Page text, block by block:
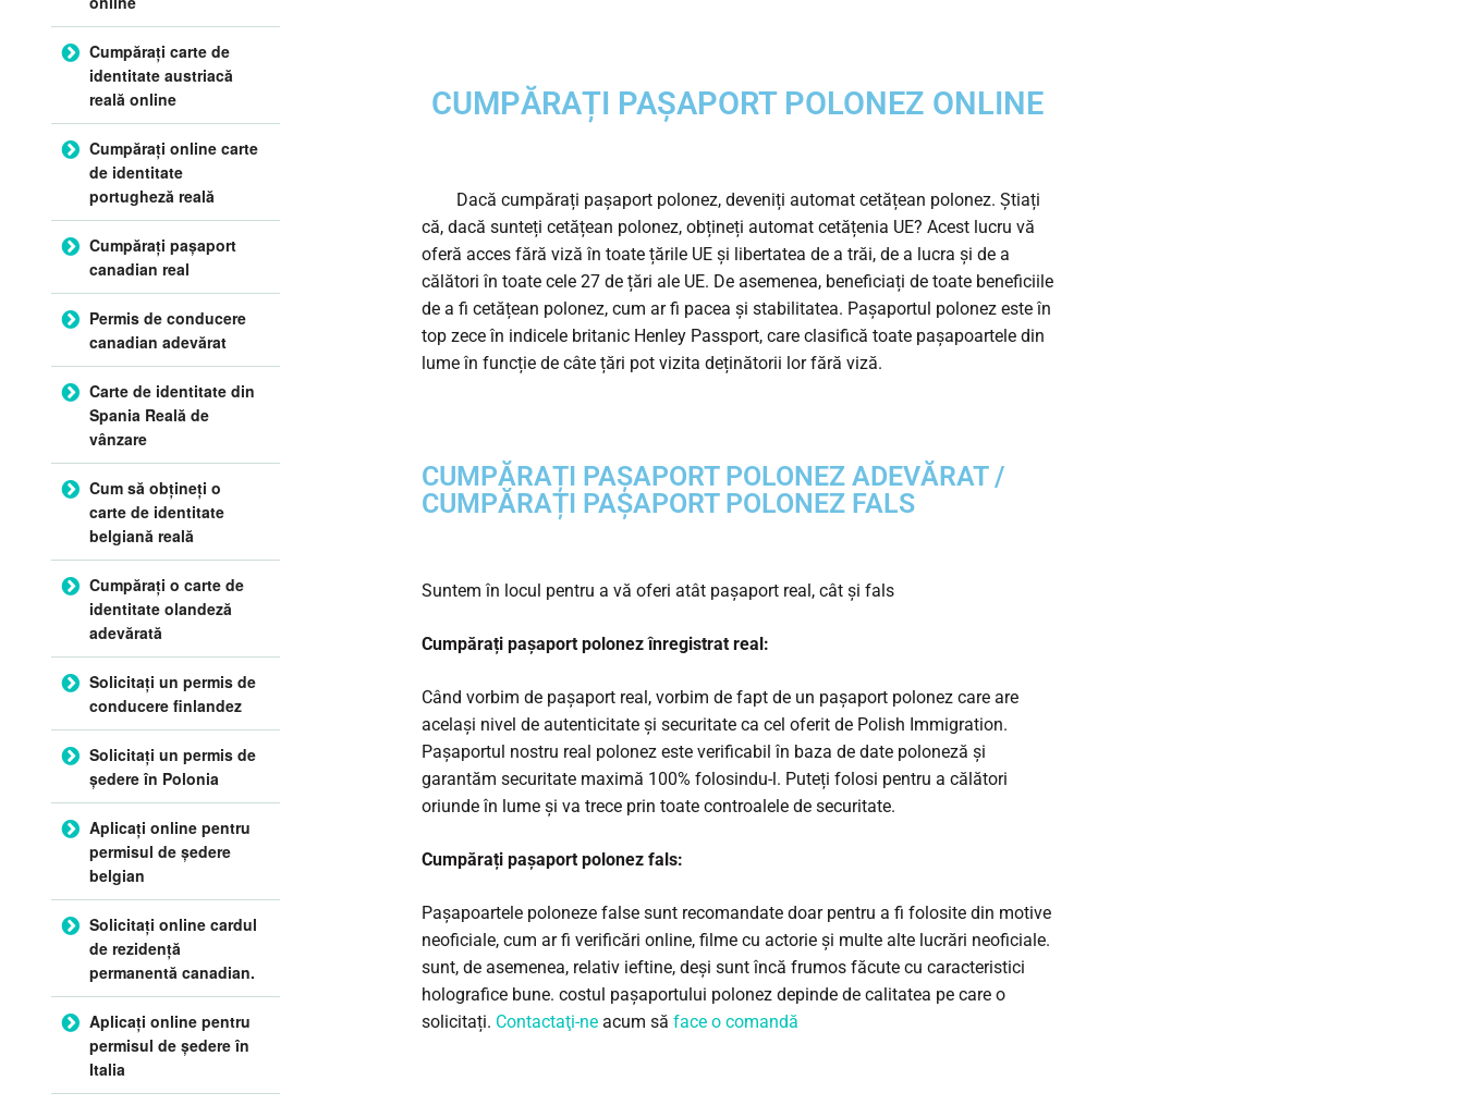
CUMPĂRAȚI PAȘAPORT POLONEZ ONLINE
Dacă cumpărați pașaport polonez, deveniți automat cetățean polonez. Știați
că, dacă sunteți cetățean polonez, obțineți automat cetățenia UE? Acest lucru vă
oferă acces fără viză în toate țările UE și libertatea de a trăi, de a lucra și de a
călători în toate cele 27 de țări ale UE. De asemenea, beneficiați de toate beneficiile
de a fi cetățean polonez, cum ar fi pacea și stabilitatea. Pașaportul polonez este în
top zece în indicele britanic Henley Passport, care clasifică toate pașapoartele din
lume în funcție de câte țări pot vizita deținătorii lor fără viză.
CUMPĂRAȚI PAȘAPORT POLONEZ ADEVĂRAT /
CUMPĂRAȚI PAȘAPORT POLONEZ FALS
Suntem în locul pentru a vă oferi atât pașaport real, cât și fals
Cumpărați pașaport polonez înregistrat real:
Când vorbim de pașaport real, vorbim de fapt de un pașaport polonez care are
același nivel de autenticitate și securitate ca cel oferit de Polish Immigration.
Pașaportul nostru real polonez este verificabil în baza de date poloneză și
garantăm securitate maximă 100% folosindu-l. Puteți folosi pentru a călători
oriunde în lume și va trece prin toate controalele de securitate.
Cumpărați pașaport polonez fals:
Pașapoartele poloneze false sunt recomandate doar pentru a fi folosite din motive
neoficiale, cum ar fi verificări online, filme cu actorie și multe alte lucrări neoficiale.
sunt, de asemenea, relativ ieftine, deși sunt încă frumos făcute cu caracteristici
holografice bune. costul pașaportului polonez depinde de calitatea pe care o
solicitați. Contactaţi-ne acum să face o comandă
Cumpărați carte de
identitate austriacă
reală online
Cumpărați online carte
de identitate
portugheză reală
Cumpărați pașaport
canadian real
Permis de conducere
canadian adevărat
Carte de identitate din
Spania Reală de
vânzare
Cum să obțineți o
carte de identitate
belgiană reală
Cumpărați o carte de
identitate olandeză
adevărată
Solicitați un permis de
conducere finlandez
Solicitați un permis de
ședere în Polonia
Aplicați online pentru
permisul de ședere
belgian
Solicitați online cardul
de rezidență
permanentă canadian.
Aplicați online pentru
permisul de ședere în
Italia